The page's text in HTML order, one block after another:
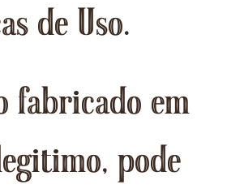
de Uso.
fabricado em
pode